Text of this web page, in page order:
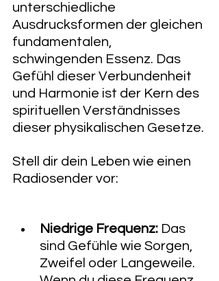
unterschiedliche
Ausdrucksformen der gleichen
fundamentalen,
schwingenden Essenz. Das
Gefühl dieser Verbundenheit
und Harmonie ist der Kern des
spirituellen Verständnisses
dieser physikalischen Gesetze.
Stell dir dein Leben wie einen
Radiosender vor:
Niedrige Frequenz: Das
sind Gefühle wie Sorgen,
Zweifel oder Langeweile.